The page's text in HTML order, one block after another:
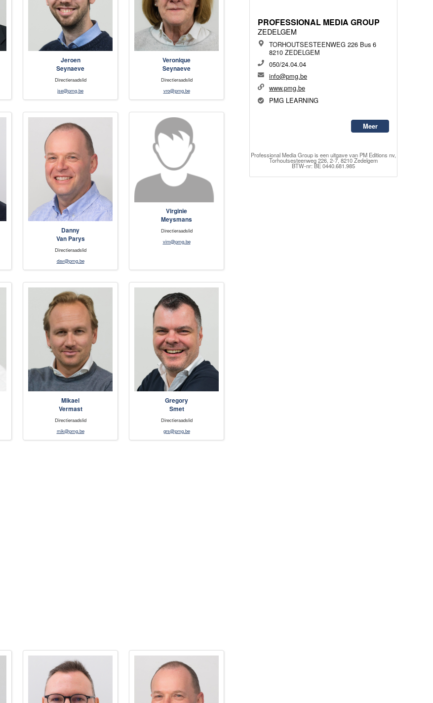
Jeroen
Seynaeve
Directieraadslid
jse@pmg.be
Veronique
Seynaeve
Directieraadslid
vro@pmg.be
Danny
Van Parys
Directieraadslid
dav@pmg.be
Virginie
Meysmans
Directieraadslid
vim@pmg.be
Mikael
Vermast
Directieraadslid
mik@pmg.be
Gregory
Smet
Directieraadslid
grs@pmg.be
PROFESSIONAL MEDIA GROUP
ZEDELGEM
TORHOUTSESTEENWEG 226 Bus 6
8210 ZEDELGEM
050/24.04.04
info@pmg.be
www.pmg.be
PMG LEARNING
Meer
Professional Media Groupis een uitgave van PM Editions nv,
Torhoutsesteenweg 226, 2-7, 8210 Zedelgem
BTW-nr: BE 0440.681.985